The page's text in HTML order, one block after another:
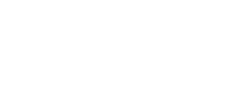
방법
아이디 비번 계정 삭제 방법